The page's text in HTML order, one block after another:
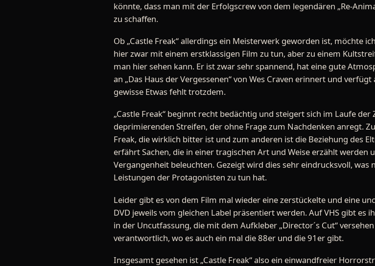
könnte, dass man mit der Erfolgscrew von dem legendären „Re-
zu schaffen.
Ob „Castle Freak“ allerdings ein Meisterwerk geworden ist, möchte
hier zwar mit einem erstklassigen Film zu tun, aber zu einem
man hier sehen kann. Er ist zwar sehr spannend, hat eine gute
an „Das Haus der Vergessenen“ von Wes Craven erinnert und
gewisse Etwas fehlt trotzdem.
„Castle Freak“ beginnt recht bedächtig und steigert sich im Laufe
deprimierenden Streifen, der ohne Frage zum Nachdenken anregt.
Freak, die wirklich bitter ist und zum anderen ist die Beziehung des
erfährt Sachen, die in einer tragischen Art und Weise erzählt werden
Vergangenheit beleuchten. Gezeigt wird dies sehr eindrucksvoll,
Leistungen der Protagonisten zu tun hat.
Leider gibt es von dem Film mal wieder eine zerstückelte und eine
DVD jeweils vom gleichen Label präsentiert werden. Auf VHS gibt es
in der Uncutfassung, die mit dem Aufkleber „Director´s Cut“
verantwortlich, wo es auch ein mal die 88er und die 91er gibt.
Insgesamt gesehen ist „Castle Freak“ also ein einwandfreier